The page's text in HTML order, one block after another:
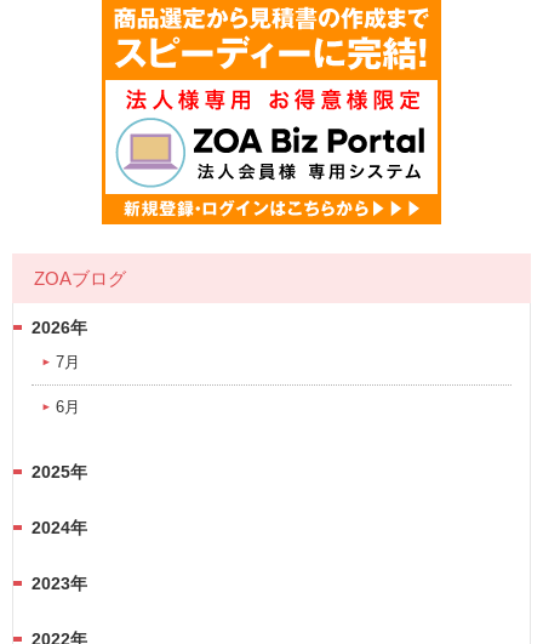
ZOAブログ
2026年
7月
6月
2025年
2024年
2023年
2022年